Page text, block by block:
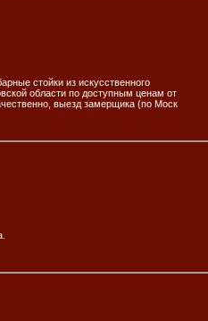
стойки из искусственного
области по доступным ценам от
выезд замерщика (по Моск